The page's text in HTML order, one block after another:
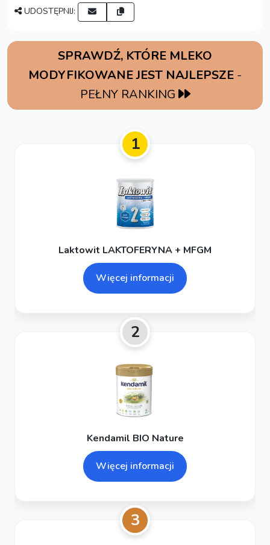
UDOSTĘPNIJ:
SPRAWDŹ, KTÓRE MLEKO
MODYFIKOWANE JEST NAJLEPSZE -
PEŁNY RANKING
1
Laktowit LAKTOFERYNA + MFGM
Więcej informacji
2
Kendamil BIO Nature
Więcej informacji
3